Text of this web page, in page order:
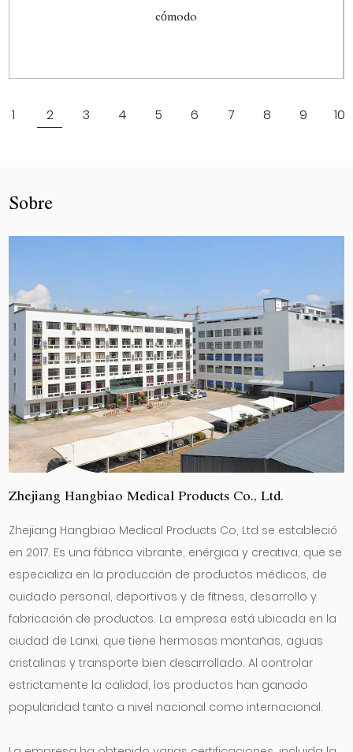
cómodo
1
2 3 4 5 6 7 8 9 10
Sobre
Zhejiang Hangbiao Medical Products Co., Ltd.
Zhejiang Hangbiao Medical Products Co, Ltd se estableció
en 2017. Es una fábrica vibrante, enérgica y creativa, que se
especializa en la producción de productos médicos, de
cuidado personal, deportivos y de fitness, desarrollo y
fabricación de productos. La empresa está ubicada en la
ciudad de Lanxi, que tiene hermosas montañas, aguas
cristalinas y transporte bien desarrollado. Al controlar
estrictamente la calidad, los productos han ganado
popularidad tanto a nivel nacional como internacional.